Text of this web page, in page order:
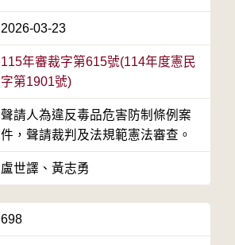
2026-03-23
115年審裁字第615號(114年度憲民
字第1901號)
聲請人為違反毒品危害防制條例案
件，聲請裁判及法規範憲法審查。
盧世譯、黃志勇
698